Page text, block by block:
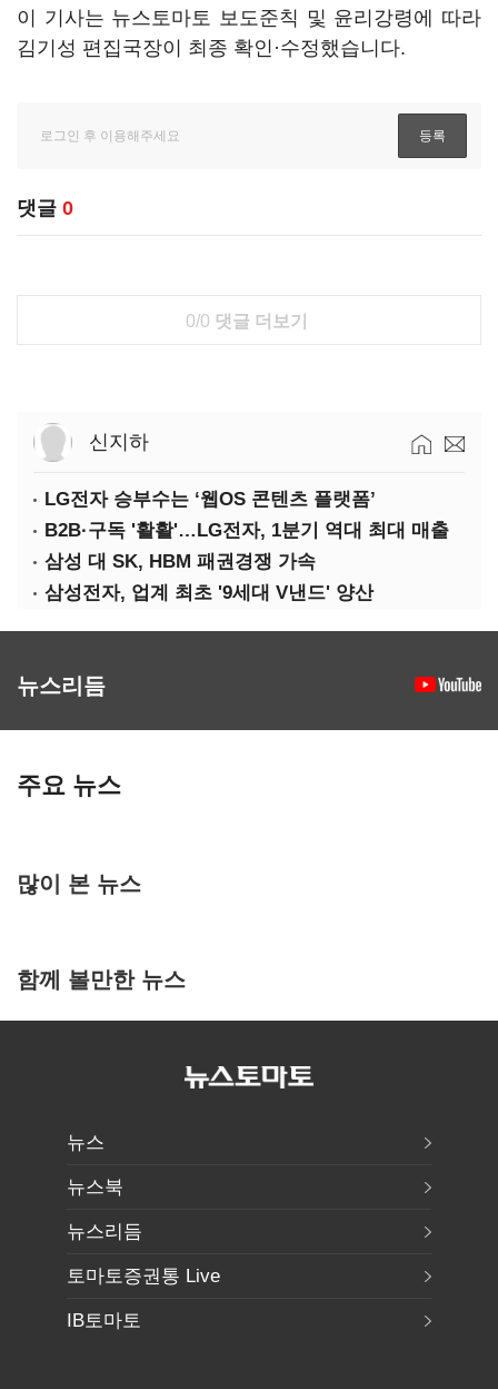
이 기사는 뉴스토마토 보도준칙 및 윤리강령에 따라
김기성 편집국장이 최종 확인·수정했습니다.
댓글 0
0/0 댓글 더보기
신지하
LG전자 승부수는 ‘웹OS 콘텐츠 플랫폼’
B2B·구독 '활활'…LG전자, 1분기 역대 최대 매출
삼성 대 SK, HBM 패권경쟁 가속
삼성전자, 업계 최초 '9세대 V낸드' 양산
뉴스리듬
주요 뉴스
많이 본 뉴스
함께 볼만한 뉴스
뉴스
뉴스북
뉴스리듬
토마토증권통 Live
IB토마토